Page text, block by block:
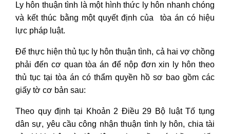
Ly hôn thuận tình là một hình thức ly hôn nhanh chóng
và kết thúc bằng một quyết định của tòa án có hiệu
lực pháp luật.
Để thực hiện thủ tục ly hôn thuận tình, cả hai vợ chồng
phải đến cơ quan tòa án để nộp đơn xin ly hôn theo
thủ tục tại tòa án có thẩm quyền hồ sơ bao gồm các
giấy tờ cơ bản sau:
Theo quy định tại Khoản 2 Điều 29 Bộ luật Tố tụng
dân sự, yêu cầu công nhận thuận tình ly hôn, chia tài